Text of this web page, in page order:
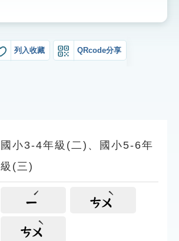
列入收藏 QRcode分享
國小3-4年級(二)、國小5-6年
級(三)
ㄧ ㄘㄨ
ㄘㄨ